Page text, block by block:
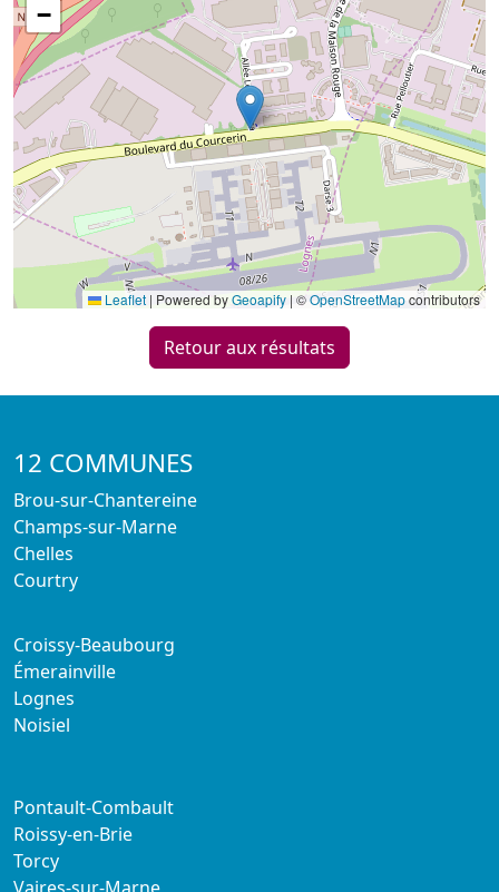
−
Leaflet | Powered byGeoapify | ©OpenStreetMapcontributors
Retour aux résultats
12 COMMUNES
Brou-sur-Chantereine
Champs-sur-Marne
Chelles
Courtry
Croissy-Beaubourg
Émerainville
Lognes
Noisiel
Pontault-Combault
Roissy-en-Brie
Torcy